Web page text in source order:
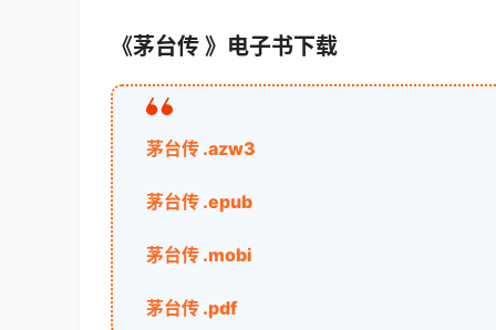
《茅台传 》电子书下载
茅台传 .azw3
茅台传 .epub
茅台传 .mobi
茅台传 .pdf